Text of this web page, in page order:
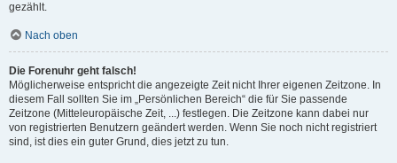
gezählt.
Nach oben
Die Forenuhr geht falsch!
Möglicherweise entspricht die angezeigte Zeit nicht Ihrer eigenen Zeitzone. In
diesem Fall sollten Sie im „Persönlichen Bereich“ die für Sie passende
Zeitzone (Mitteleuropäische Zeit, ...) festlegen. Die Zeitzone kann dabei nur
von registrierten Benutzern geändert werden. Wenn Sie noch nicht registriert
sind, ist dies ein guter Grund, dies jetzt zu tun.